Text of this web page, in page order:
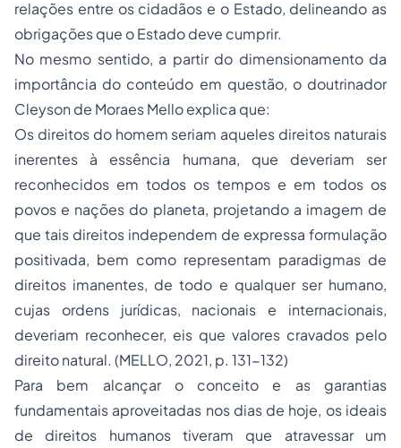
relações entre os cidadãos e o Estado, delineando as
obrigações que o Estado deve cumprir.
No mesmo sentido, a partir do dimensionamento da
importância do conteúdo em questão, o doutrinador
Cleyson de Moraes Mello explica que:
Os direitos do homem seriam aqueles direitos naturais
inerentes à essência humana, que deveriam ser
reconhecidos em todos os tempos e em todos os
povos e nações do planeta, projetando a imagem de
que tais direitos independem de expressa formulação
positivada, bem como representam paradigmas de
direitos imanentes, de todo e qualquer ser humano,
cujas ordens jurídicas, nacionais e internacionais,
deveriam reconhecer, eis que valores cravados pelo
direito natural. (MELLO, 2021, p. 131-132)
Para bem alcançar o conceito e as garantias
fundamentais aproveitadas nos dias de hoje, os ideais
de direitos humanos tiveram que atravessar um